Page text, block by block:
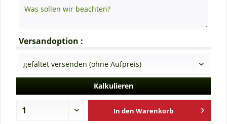
Versandoption :
Kalkulieren
In den Warenkorb